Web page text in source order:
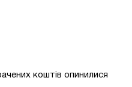
коштів опинилися